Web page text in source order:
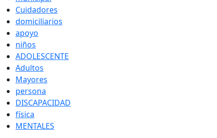
Cuidadores
domiciliarios
apoyo
niños
ADOLESCENTE
Adultos
Mayores
persona
DISCAPACIDAD
física
MENTALES